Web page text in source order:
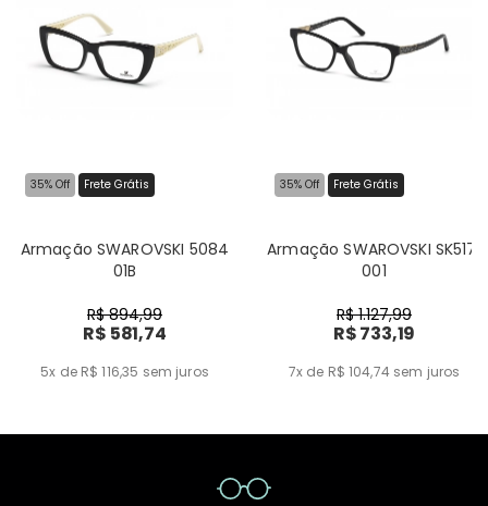
35% Off Frete Grátis
Armação SWAROVSKI 5084
01B
R$ 894,99
R$ 581,74
5x de R$ 116,35 sem juros
35% Off Frete Grátis
Armação SWAROVSKI SK5171
001
R$ 1.127,99
R$ 733,19
7x de R$ 104,74 sem juros